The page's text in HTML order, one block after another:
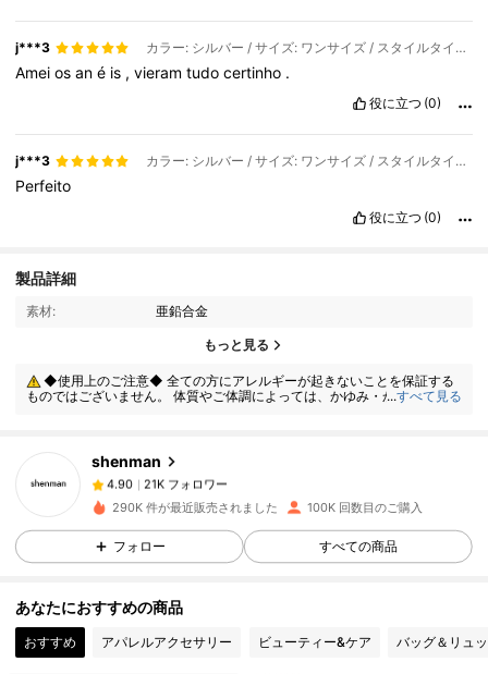
j***3 カラー: シルバー / サイズ: ワンサイズ / スタイルタイプ: 35個
Ameiosané is ,vieramtudocertinho .
役に立つ (0)
j***3 カラー: シルバー / サイズ: ワンサイズ / スタイルタイプ: 35個
Perfeito
役に立つ (0)
製品詳細
素材: 亜鉛合金
もっと見る
◆使用上のご注意◆ 全ての方にアレルギーが起きないことを保証する
ものではございません。 体質やご体調によっては、かゆみ・かぶれが生じ
...すべて見る
shenman
21K フォロワー
4.90
21K フォロワー
8***4 は 12時間前に購入しました
4.90 21K フォロワー
290K 件が最近販売されました 100K 回数目のご購入
フォロー すべての商品
あなたにおすすめの商品
おすすめ アパレルアクセサリー ビューティー&ケア バッグ＆リュ